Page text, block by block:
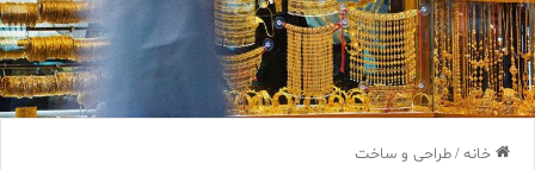
خانه/طراحی و ساخت